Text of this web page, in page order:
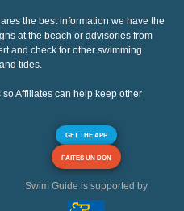
the best information we have the
at the beach or advisories from
and check for other swimming
tides.
Affiliates can help keep other
GET THE APP
FAITES UN DON
Swim Guide is supported by